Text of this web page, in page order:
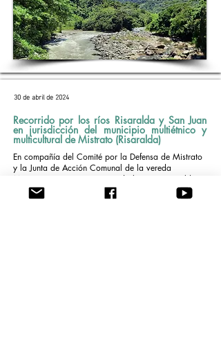
30 de abril de 2024
Recorrido por los ríos Risaralda y San Juan
en jurisdicción del municipio multiétnico y
multicultural de Mistrato (Risaralda)
En compañía del Comité por la Defensa de Mistrato
y la Junta de Acción Comunal de la vereda
Mampay, estuvimos recorriendo los ríos Risaralda y
San Juan en jurisdicción del municipio multiétnico y
multicultural de Mistrato (Risaralda). Sobre estos